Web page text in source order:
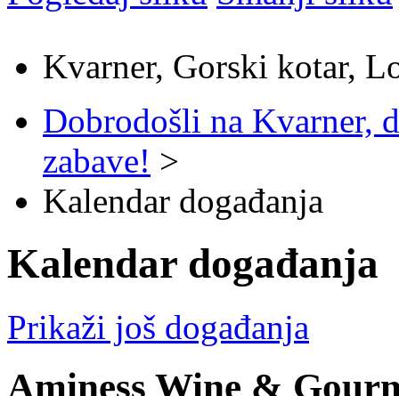
Kvarner, Gorski kotar,
Dobrodošli na Kvarner,
zabave! >
Kalendar događanja
Kalendar događanja
Prikaži još događanja
Aminess Wine &